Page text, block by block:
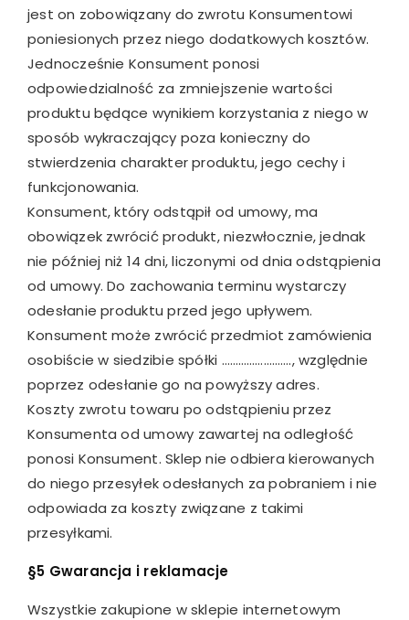
jest on zobowiązany do zwrotu Konsumentowi
poniesionych przez niego dodatkowych kosztów.
Jednocześnie Konsument ponosi
odpowiedzialność za zmniejszenie wartości
produktu będące wynikiem korzystania z niego w
sposób wykraczający poza konieczny do
stwierdzenia charakter produktu, jego cechy i
funkcjonowania.
Konsument, który odstąpił od umowy, ma
obowiązek zwrócić produkt, niezwłocznie, jednak
nie później niż 14 dni, liczonymi od dnia odstąpienia
od umowy. Do zachowania terminu wystarczy
odesłanie produktu przed jego upływem.
Konsument może zwrócić przedmiot zamówienia
osobiście w siedzibie spółki ……………………., względnie
poprzez odesłanie go na powyższy adres.
Koszty zwrotu towaru po odstąpieniu przez
Konsumenta od umowy zawartej na odległość
ponosi Konsument. Sklep nie odbiera kierowanych
do niego przesyłek odesłanych za pobraniem i nie
odpowiada za koszty związane z takimi
przesyłkami.
§5 Gwarancja i reklamacje
Wszystkie zakupione w sklepie internetowym